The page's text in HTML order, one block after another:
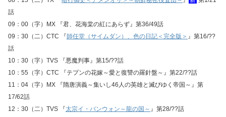
話
09：00（字）MX 『君、花海棠の紅にあらず』第36/49話
09：30（二）CTC 『師任堂（サイムダン）、色の日記＜完全版＞ 』第16/??
話
10：30（字）TVS 『悪魔判事』第15/??話
10：55（字）CTC 『テプンの花嫁～愛と復讐の羅針盤～』第22/??話
11：04（字）MX 『隋唐演義～集いし46人の英雄と滅びゆく帝国～』第
17/62話
12：30（二）TVS 『太宗イ・バンウォン～龍の国～ 』第28/??話